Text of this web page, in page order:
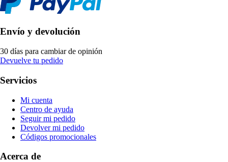
Envío y devolución
30 días para cambiar de opinión
Devuelve tu pedido
Servicios
Mi cuenta
Centro de ayuda
Seguir mi pedido
Devolver mi pedido
Códigos promocionales
Acerca de